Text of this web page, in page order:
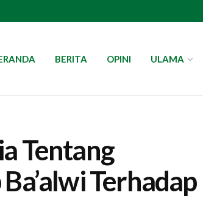
BERITA OPINI ULAMA
Tentang
Terhadap